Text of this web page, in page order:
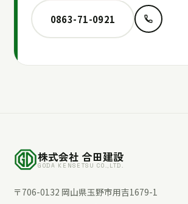
0863-71-0921
株式会社 合田建設
GODA KENSETSU CO.,LTD.
〒706-0132 岡山県玉野市用吉1679-1